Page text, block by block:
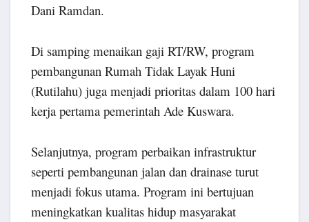
Dani Ramdan.
Di samping menaikan gaji RT/RW, program
pembangunan Rumah Tidak Layak Huni
(Rutilahu) juga menjadi prioritas dalam 100 hari
kerja pertama pemerintah Ade Kuswara.
Selanjutnya, program perbaikan infrastruktur
seperti pembangunan jalan dan drainase turut
menjadi fokus utama. Program ini bertujuan
meningkatkan kualitas hidup masyarakat